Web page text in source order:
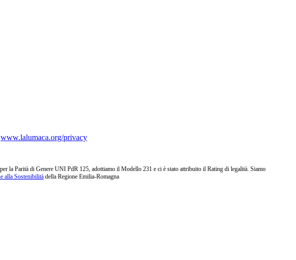
www.lalumaca.org/privacy
la Parità di Genere UNI PdR 125, adottiamo il Modello 231 e ci è stato attribuito il Rating di legalità. Siamo
alla Sostenibilità della Regione Emilia-Romagna